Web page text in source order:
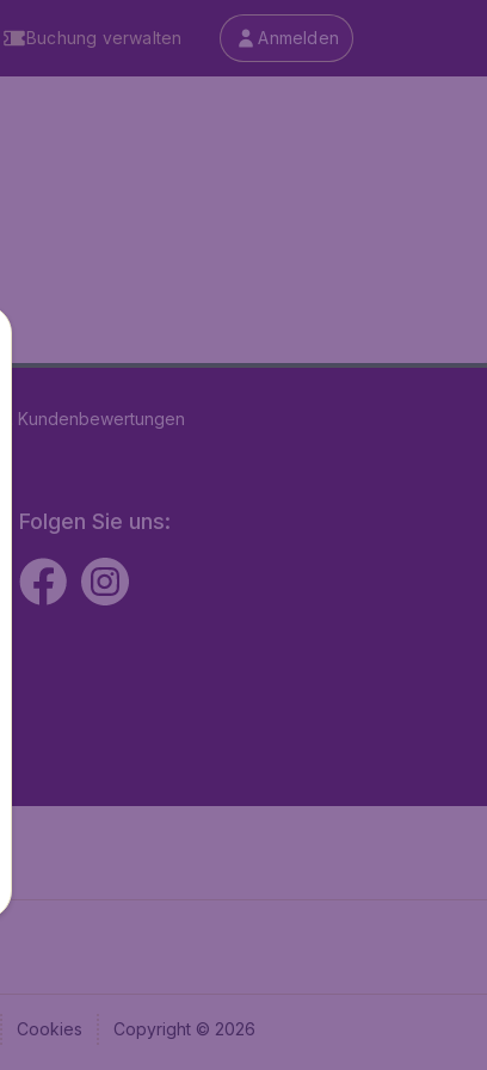
Buchung verwalten Anmelden
Kundenbewertungen
Folgen Sie uns:
Cookies Copyright © 2026